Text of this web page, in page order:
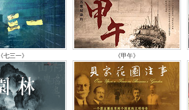
《七三一》 《甲午》